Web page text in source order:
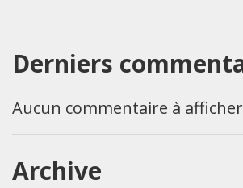
Derniers
Aucun commentaire à
Archive